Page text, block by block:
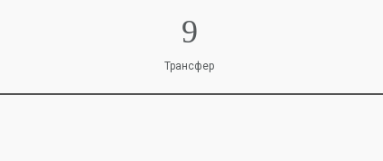
Трансфер